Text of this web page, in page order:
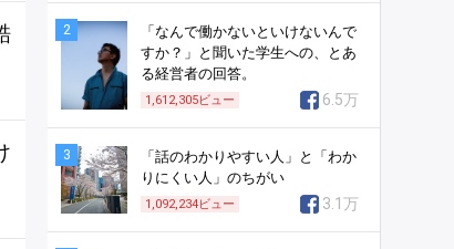
2
「なんで働かないといけないんで
すか？」と聞いた学生への、とあ
る経営者の回答。
1,612,305ビュー 6.5万
3
「話のわかりやすい人」と「わか
りにくい人」のちがい
1,092,234ビュー 3.1万